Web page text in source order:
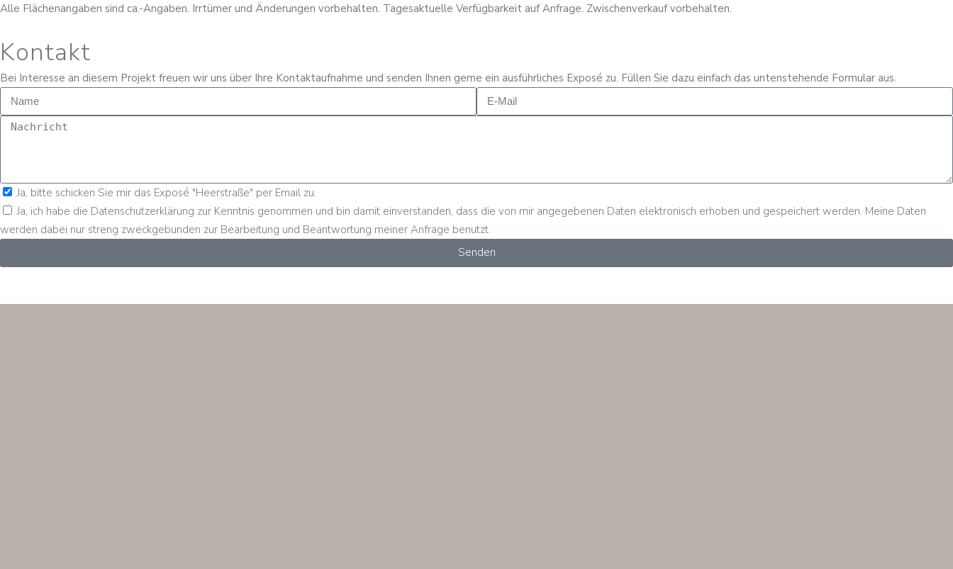
Alle Flächenangaben sind ca.-Angaben. Irrtümer und Änderungen vorbehalten. Tagesaktuelle Verfügbarkeit auf Anfrage. Zwischenverkauf vorbehalten.
Kontakt
Bei Interesse an diesem Projekt freuen wir uns über Ihre Kontaktaufnahme und senden Ihnen gerne ein ausführliches Exposé zu. Füllen Sie dazu einfach das untenstehende Formular aus.
Ja, bitte schicken Sie mir das Exposé "Heerstraße" per Email zu.
Ja, ich habe die Datenschutzerklärung zur Kenntnis genommen und bin damit einverstanden, dass die von mir angegebenen Daten elektronisch erhoben und gespeichert werden. Meine Daten
werden dabei nur streng zweckgebunden zur Bearbeitung und Beantwortung meiner Anfrage benutzt.
Senden